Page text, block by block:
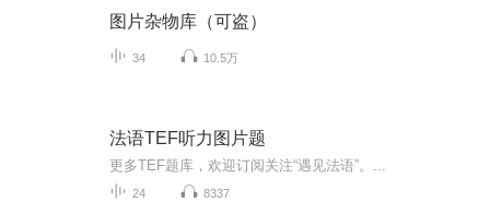
图片杂物库（可盗）
34 10.5万
法语TEF听力图片题
更多TEF题库，欢迎订阅关注“遇见法语”。...
24 8337